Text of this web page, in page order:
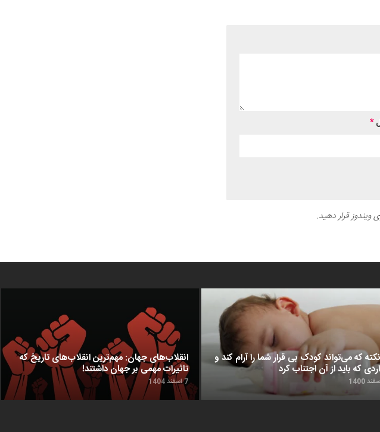
*
ویندوز قرار دهید.
انقلاب‌های جهان: مهم‌ترین انقلاب‌های تاریخ که
تاثیرات مهمی بر جهان داشتند!
7 اسفند 1404
نکته که می‌تواند کودک بی قرار شما را آرام کند و
که باید از آن اجتناب کرد